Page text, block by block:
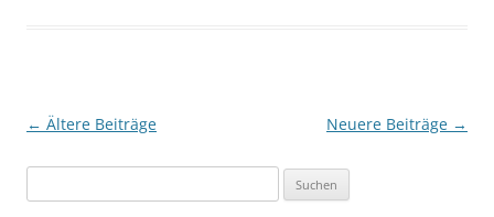
Beitragsnavigation
← Ältere Beiträge Neuere Beiträge →
nach: